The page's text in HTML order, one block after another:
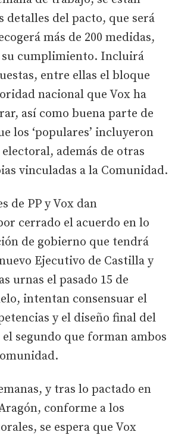
detalles del pacto, que será
más de 200 medidas,
su cumplimiento. Incluirá
entre ellas el bloque
nacional que Vox ha
así como buena parte de
los ‘populares’ incluyeron
además de otras
vinculadas a la Comunidad.
de PP y Vox dan
cerrado el acuerdo en lo
de gobierno que tendrá
Ejecutivo de Castilla y
urnas el pasado 15 de
intentan consensuar el
y el diseño final del
segundo que forman ambos
y tras lo pactado en
conforme a los
se espera que Vox